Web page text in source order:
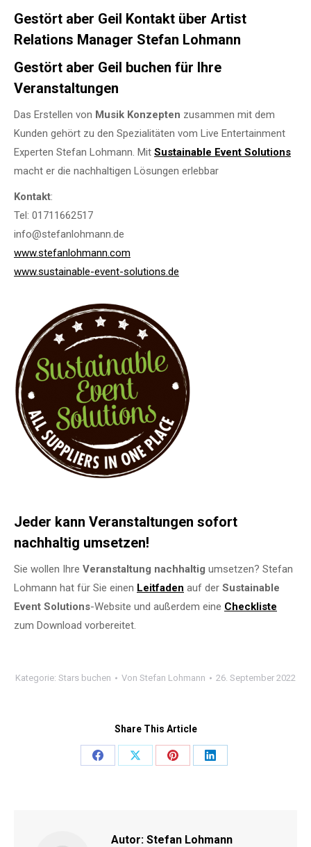
Gestört aber Geil Kontakt über Artist
Relations Manager Stefan Lohmann
Gestört aber Geil buchen für Ihre
Veranstaltungen
Das Erstellen von Musik Konzepten zusammen mit dem
Kunden gehört zu den Spezialitäten vom Live Entertainment
Experten Stefan Lohmann. Mit Sustainable Event Solutions
macht er die nachhaltigen Lösungen erlebbar
Kontakt:
Tel: 01711662517
info@stefanlohmann.de
www.stefanlohmann.com
www.sustainable-event-solutions.de
Jeder kann Veranstaltungen sofort
nachhaltig umsetzen!
Sie wollen Ihre Veranstaltung nachhaltig umsetzen? Stefan
Lohmann hat für Sie einen Leitfaden auf der Sustainable
Event Solutions-Website und außerdem eine Checkliste
zum Download vorbereitet.
Kategorie: Stars buchen Von Stefan Lohmann 26. September 2022
Share This Article
Share
Share
Share
Share
Autor: Stefan Lohmann